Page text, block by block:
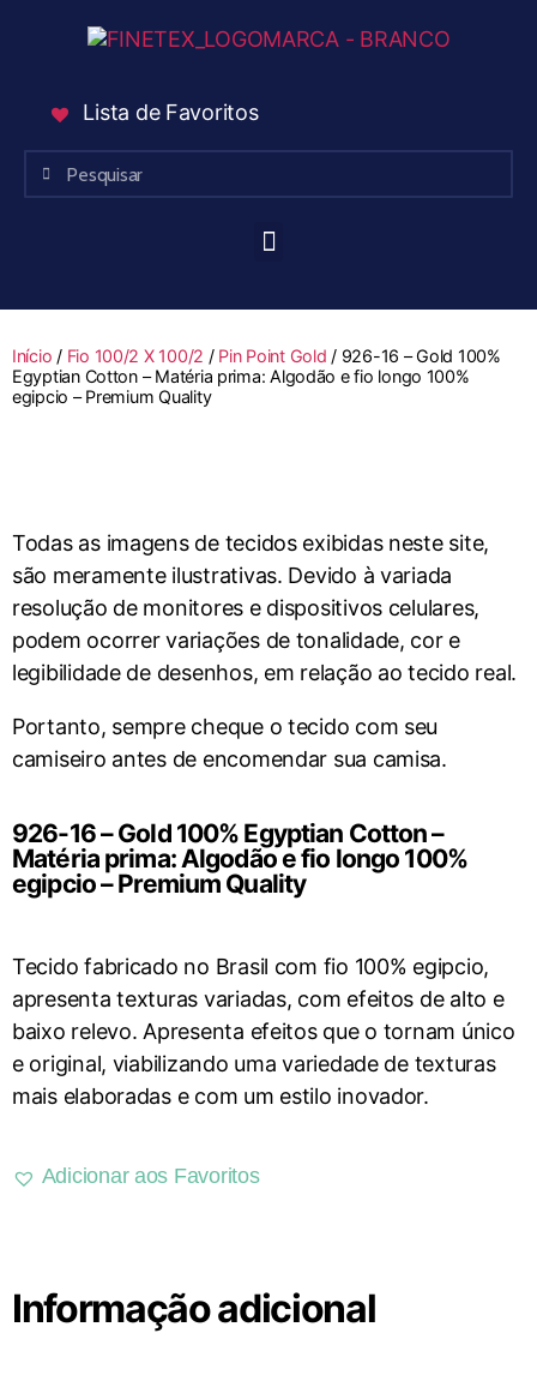
Lista de Favoritos
Início / Fio 100/2 X 100/2 / Pin Point Gold / 926-16 – Gold 100%
Egyptian Cotton – Matéria prima: Algodão e fio longo 100%
egipcio – Premium Quality
Todas as imagens de tecidos exibidas neste site,
são meramente ilustrativas. Devido à variada
resolução de monitores e dispositivos celulares,
podem ocorrer variações de tonalidade, cor e
legibilidade de desenhos, em relação ao tecido real.
Portanto, sempre cheque o tecido com seu
camiseiro antes de encomendar sua camisa.
926-16 – Gold 100% Egyptian Cotton –
Matéria prima: Algodão e fio longo 100%
egipcio – Premium Quality
Tecido fabricado no Brasil com fio 100% egipcio,
apresenta texturas variadas, com efeitos de alto e
baixo relevo. Apresenta efeitos que o tornam único
e original, viabilizando uma variedade de texturas
mais elaboradas e com um estilo inovador.
Adicionar aos Favoritos
Informação adicional